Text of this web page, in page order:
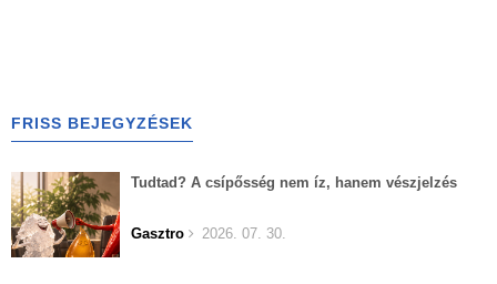
FRISS BEJEGYZÉSEK
Tudtad? A csípősség nem íz, hanem vészjelzés
Gasztro 2026. 07. 30.